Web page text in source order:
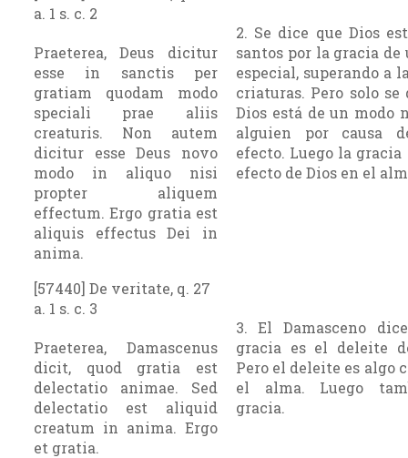
a. 1 s. c. 2
Praeterea, Deus dicitur
esse in sanctis per
gratiam quodam modo
speciali prae aliis
creaturis. Non autem
dicitur esse Deus novo
modo in aliquo nisi
propter aliquem
effectum. Ergo gratia est
aliquis effectus Dei in
anima.
2. Se dice que Dios
santos por la gracia de
especial, superando a
criaturas. Pero solo se
Dios está de un modo
alguien por causa
efecto. Luego la gracia
efecto de Dios en el
[57440] De veritate, q. 27
a. 1 s. c. 3
Praeterea, Damascenus
dicit, quod gratia est
delectatio animae. Sed
delectatio est aliquid
creatum in anima. Ergo
et gratia.
3. El Damasceno
gracia es el deleite
Pero el deleite es algo
el alma. Luego
gracia.